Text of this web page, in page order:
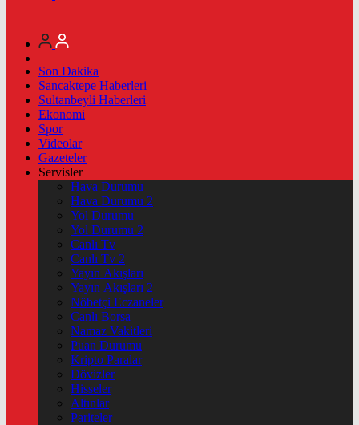
Son Dakika
Sancaktepe Haberleri
Sultanbeyli Haberleri
Ekonomi
Spor
Videolar
Gazeteler
Servisler
Hava Durumu
Hava Durumu 2
Yol Durumu
Yol Durumu 2
Canlı Tv
Canlı Tv 2
Yayın Akışları
Yayın Akışları 2
Nöbetçi Eczaneler
Canlı Borsa
Namaz Vakitleri
Puan Durumu
Kripto Paralar
Dövizler
Hisseler
Altınlar
Pariteler